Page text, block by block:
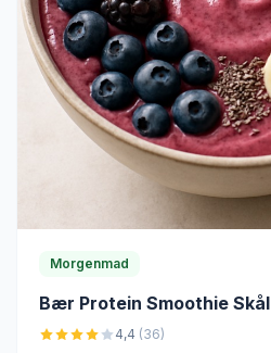
Morgenmad
Bær Protein Smoothie Skål
4,4 (36)